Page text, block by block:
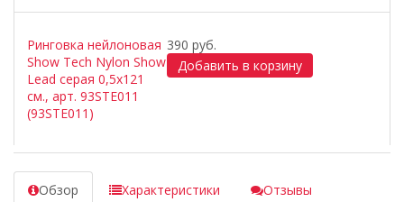
Ринговка нейлоновая
Show Tech Nylon Show
Lead серая 0,5x121
cм., арт. 93STE011
(93STE011)
390 руб.
Обзор Характеристики Отзывы